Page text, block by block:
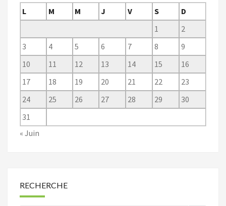
L
M M J V S
D
1
2
3
4 5 6 7 8
9
10
11 12 13 14 15
16
17
18 19 20 21 22
23
24
25 26 27 28 29
30
31
« Juin
RECHERCHE